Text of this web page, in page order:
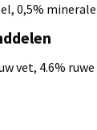
0,5%
vet, 4.6%